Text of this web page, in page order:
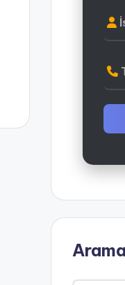
Arama